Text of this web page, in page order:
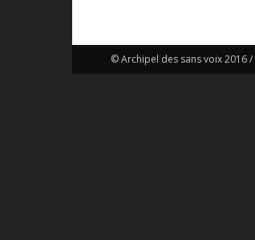
© Archipel des sans voix 2016